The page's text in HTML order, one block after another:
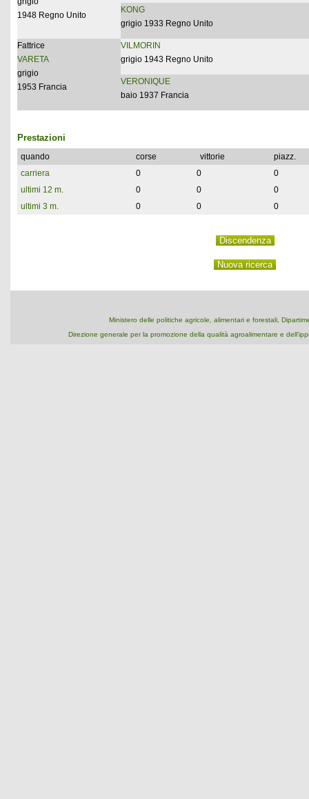
1948 Regno Unito
KONG
grigio 1933 Regno Unito
Fattrice
VARETA
grigio
1953 Francia
VILMORIN
grigio 1943 Regno Unito
VERONIQUE
baio 1937 Francia
Prestazioni
quando corse vittorie
piazz.
carriera
0 0
0
ultimi 12 m.
0 0
0
ultimi 3 m.
0 0 0
Ministero delle politiche agricole, alimentari e forestali,
Direzione generale per la promozione della qualità agroalimentare e